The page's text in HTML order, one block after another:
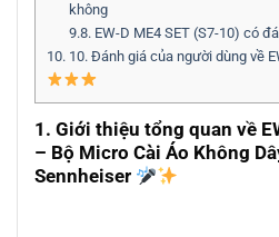
không
9.8.EW-D ME4 SET (S7-10) có
10. 10. Đánh giá của người dùng về
1. Giới thiệu tổng quan về
– Bộ Micro Cài Áo Không
Sennheiser